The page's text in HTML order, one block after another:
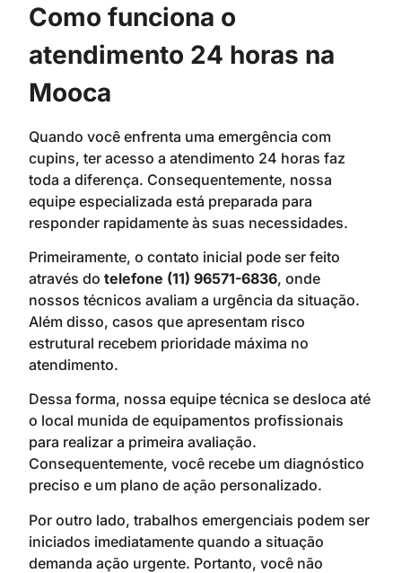
Como funciona o
atendimento 24 horas na
Mooca
Quando você enfrenta uma emergência com
cupins, ter acesso a atendimento 24 horas faz
toda a diferença. Consequentemente, nossa
equipe especializada está preparada para
responder rapidamente às suas necessidades.
Primeiramente, o contato inicial pode ser feito
através do telefone (11) 96571-6836, onde
nossos técnicos avaliam a urgência da situação.
Além disso, casos que apresentam risco
estrutural recebem prioridade máxima no
atendimento.
Dessa forma, nossa equipe técnica se desloca até
o local munida de equipamentos profissionais
para realizar a primeira avaliação.
Consequentemente, você recebe um diagnóstico
preciso e um plano de ação personalizado.
Por outro lado, trabalhos emergenciais podem ser
iniciados imediatamente quando a situação
demanda ação urgente. Portanto, você não